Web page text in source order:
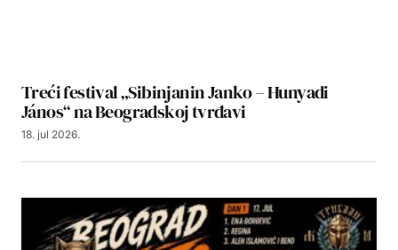
Treći festival „Sibinjanin Janko – Hunyadi
János“ na Beogradskoj tvrđavi
18. jul 2026.